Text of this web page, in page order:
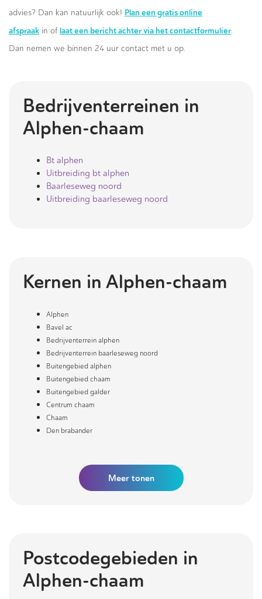
advies? Dan kan natuurlijk ook! Plan een gratis online
afspraak in of laat een bericht achter via het contactformulier.
Dan nemen we binnen 24 uur contact met u op.
Bedrijventerreinen in
Alphen-chaam
Bt alphen
Uitbreiding bt alphen
Baarleseweg noord
Uitbreiding baarleseweg noord
Kernen in Alphen-chaam
Alphen
Bavel ac
Bedrijventerrein alphen
Bedrijventerrein baarleseweg noord
Buitengebied alphen
Buitengebied chaam
Buitengebied galder
Centrum chaam
Chaam
Den brabander
Meertonen
Postcodegebieden in
Alphen-chaam